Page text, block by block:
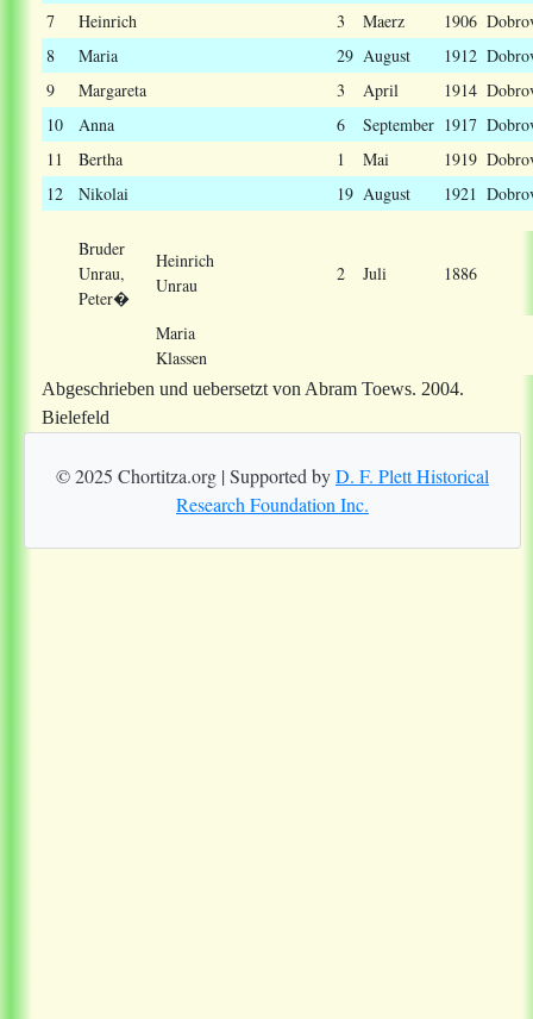
7
Heinrich 3 Maerz 1906
8
Maria 29 August 1912
9
Margareta 3 April 1914
10
Anna 6 September 1917
11
Bertha 1 Mai 1919
12
Nikolai 19 August 1921
Bruder
Unrau,
Peter�
Heinrich
Unrau
2 Juli 1886
Maria
Klassen
Abgeschrieben und uebersetzt von Abram Toews. 2004.
Bielefeld
© 2025 Chortitza.org | Supported byD. F. Plett Historical
Research Foundation Inc.